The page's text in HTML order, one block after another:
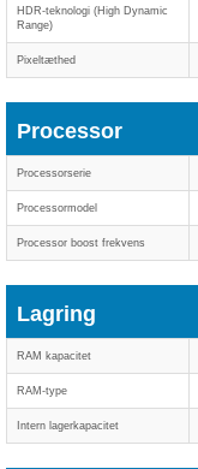
HDR-teknologi (High Dynamic
Range)
Pixeltæthed
Processor
Processorserie
Processormodel
Processor boost frekvens
Lagring
RAM kapacitet
RAM-type
Intern lagerkapacitet